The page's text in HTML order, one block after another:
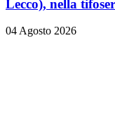
Lecco), nella
04 Agosto 2026